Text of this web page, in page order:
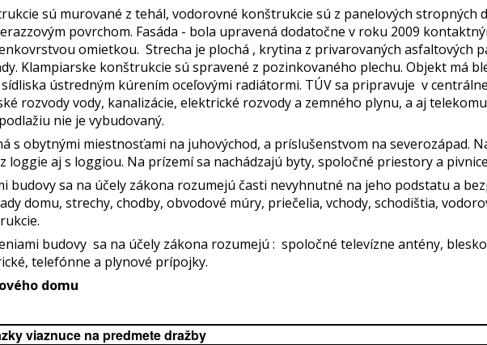
sú murované z tehál, vodorovné konštrukcie sú z panelových stropných
povrchom. Fasáda - bola upravená dodatočne v roku 2009
omietkou. Strecha je plochá , krytina z privarovaných asfaltových
Klampiarske konštrukcie sú spravené z pozinkovaného plechu. Objekt má
ústredným kúrením oceľovými radiátormi. TÚV sa pripravuje v
rozvody vody, kanalizácie, elektrické rozvody a zemného plynu, a aj
nie je vybudovaný.
s obytnými miestnosťami na juhovýchod, a príslušenstvom na severozápad.
loggie aj s loggiou. Na prízemí sa nachádzajú byty, spoločné priestory a
budovy sa na účely zákona rozumejú časti nevyhnutné na jeho podstatu a
domu, strechy, chodby, obvodové múry, priečelia, vchody, schodištia,
budovy sa na účely zákona rozumejú : spoločné televízne antény,
telefónne a plynové prípojky.
domu
viaznuce na predmete dražby